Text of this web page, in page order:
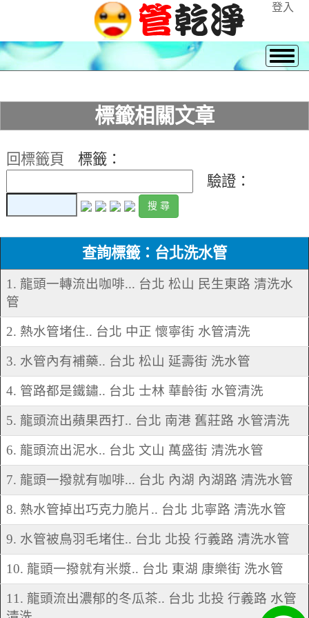
登入
標籤相關文章
回標籤頁
標籤：
驗證：
查詢標籤：台北洗水管
1. 龍頭一轉流出咖啡... 台北 松山 民生東路 清洗水
管
2. 熱水管堵住.. 台北 中正 懷寧街 水管清洗
3. 水管內有補藥.. 台北 松山 延壽街 洗水管
4. 管路都是鐵鏽.. 台北 士林 華齡街 水管清洗
5. 龍頭流出蘋果西打.. 台北 南港 舊莊路 水管清洗
6. 龍頭流出泥水.. 台北 文山 萬盛街 清洗水管
7. 龍頭一撥就有咖啡... 台北 內湖 內湖路 清洗水管
8. 熱水管掉出巧克力脆片.. 台北 北寧路 清洗水管
9. 水管被鳥羽毛堵住.. 台北 北投 行義路 清洗水管
10. 龍頭一撥就有米漿.. 台北 東湖 康樂街 洗水管
11. 龍頭流出濃郁的冬瓜茶.. 台北 北投 行義路 水管